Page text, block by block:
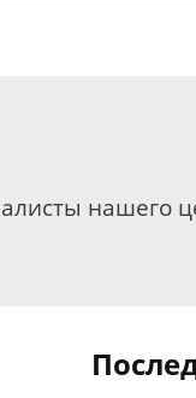
нашего